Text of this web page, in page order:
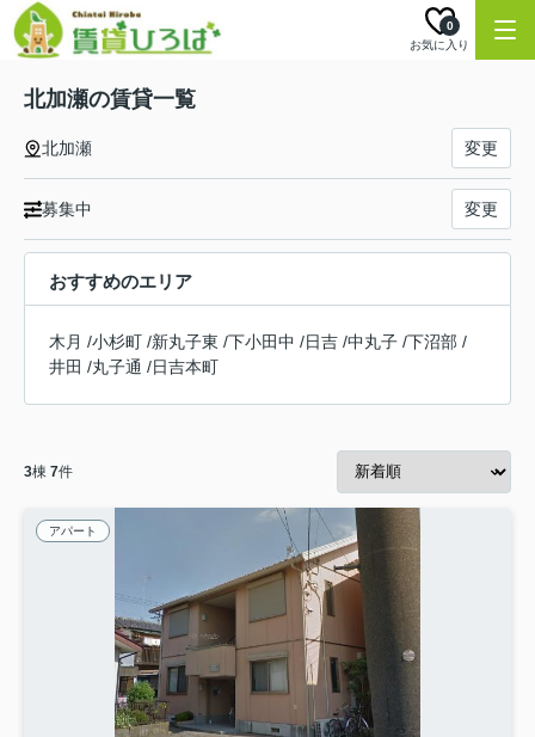
お気に入り
0
北加瀬の賃貸一覧
北加瀬 変更
募集中 変更
おすすめのエリア
木月 /小杉町 /新丸子東 /下小田中 /日吉 /中丸子 /下沼部 /
井田 /丸子通 /日吉本町
3棟 7件
アパート